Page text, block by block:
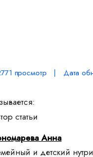
просмотр | Дата
статьи
Анна
и детский